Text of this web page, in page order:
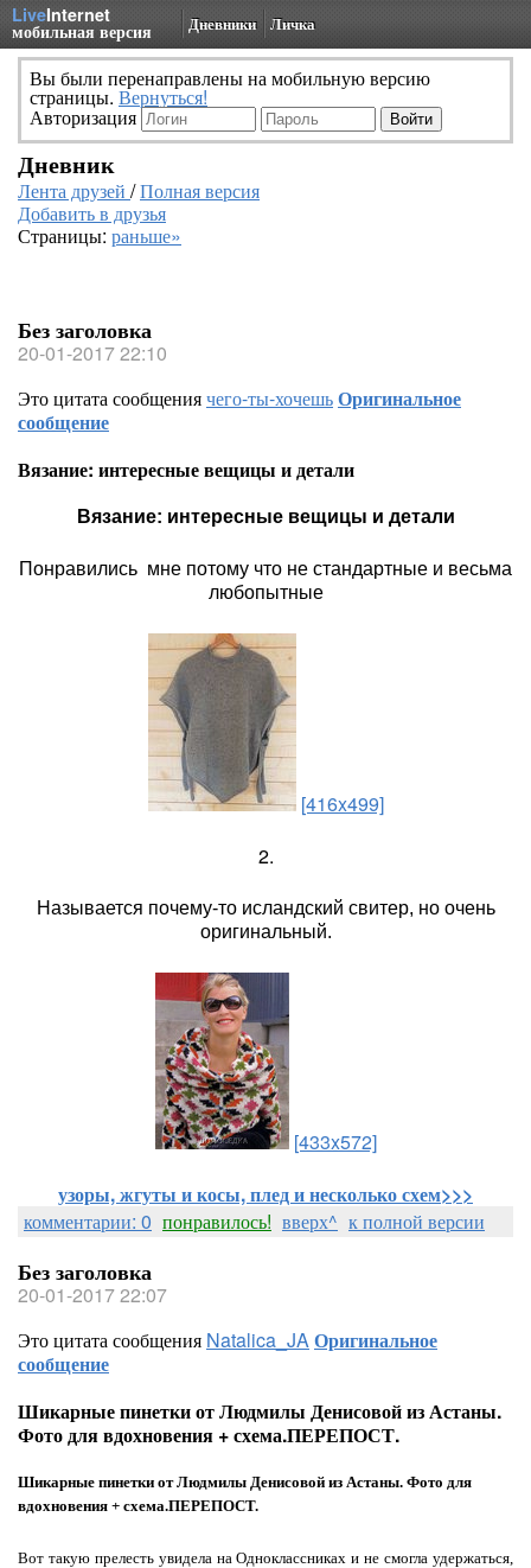
LiveInternet
мобильная версия Дневники Личка
Вы были перенаправлены на мобильную версию
страницы. Вернуться!
Авторизация
Дневник
Лента друзей /Полная версия
Добавить в друзья
Страницы: раньше»
Без заголовка
20-01-2017 22:10
Это цитата сообщениячего-ты-хочешьОригинальное
сообщение
Вязание: интересные вещицы и детали
Вязание: интересные вещицы и детали
Понравились мне потому что не стандартные и весьма
любопытные
[416x499]
2.
Называется почему-то исландский свитер, но очень
оригинальный.
[433x572]
узоры, жгуты и косы, плед и несколько схем>>>
комментарии: 0 понравилось! вверх^ к полной версии
Без заголовка
20-01-2017 22:07
Это цитата сообщения Natalica_JAОригинальное
сообщение
Шикарные пинетки от Людмилы Денисовой из Астаны.
Фото для вдохновения + схема.ПЕРЕПОСТ.
Шикарные пинетки от Людмилы Денисовой из Астаны. Фото для
вдохновения + схема.ПЕРЕПОСТ.
Вот такую прелесть увидела на Одноклассниках и не смогла удержаться,